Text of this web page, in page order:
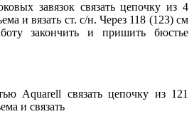
завязок связать цепочку из 4
и вязать ст. с/н. Через 118 (123) см
закончить и пришить бюстье
Aquarell связать цепочку из 121
и связать